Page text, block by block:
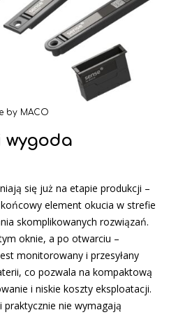
by MACO
wygoda
się już na etapie produkcji –
element okucia w strefie
skomplikowanych rozwiązań.
oknie, a po otwarciu –
monitorowany i przesyłany
co pozwala na kompaktową
i niskie koszty eksploatacji.
praktycznie nie wymagają